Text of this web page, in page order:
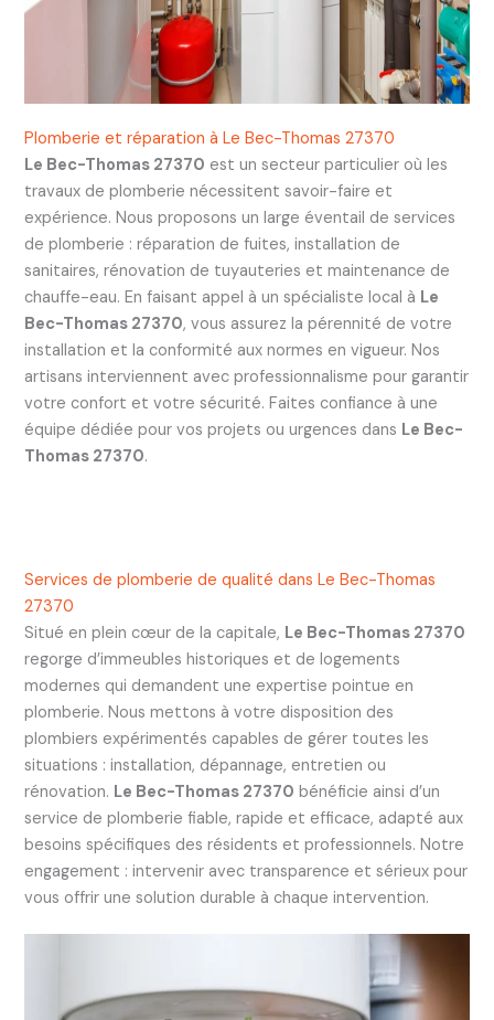
Plomberie et réparation à Le Bec-Thomas 27370
Le Bec-Thomas 27370 est un secteur particulier où les
travaux de plomberie nécessitent savoir-faire et
expérience. Nous proposons un large éventail de services
de plomberie : réparation de fuites, installation de
sanitaires, rénovation de tuyauteries et maintenance de
chauffe-eau. En faisant appel à un spécialiste local à Le
Bec-Thomas 27370, vous assurez la pérennité de votre
installation et la conformité aux normes en vigueur. Nos
artisans interviennent avec professionnalisme pour garantir
votre confort et votre sécurité. Faites confiance à une
équipe dédiée pour vos projets ou urgences dans Le Bec-
Thomas 27370.
Services de plomberie de qualité dans Le Bec-Thomas
27370
Situé en plein cœur de la capitale, Le Bec-Thomas 27370
regorge d’immeubles historiques et de logements
modernes qui demandent une expertise pointue en
plomberie. Nous mettons à votre disposition des
plombiers expérimentés capables de gérer toutes les
situations : installation, dépannage, entretien ou
rénovation. Le Bec-Thomas 27370 bénéficie ainsi d’un
service de plomberie fiable, rapide et efficace, adapté aux
besoins spécifiques des résidents et professionnels. Notre
engagement : intervenir avec transparence et sérieux pour
vous offrir une solution durable à chaque intervention.